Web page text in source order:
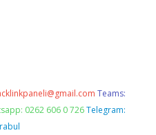
Teams:
0262 606 0 726 Telegram: